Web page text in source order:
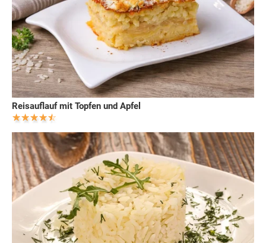
Reisauflauf mit Topfen und Apfel